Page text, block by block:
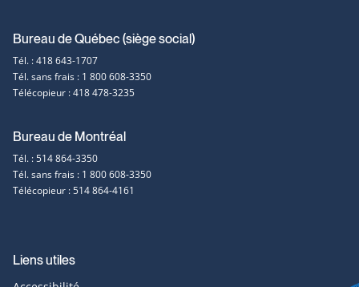
Coordonnées
et
contact
Bureau de Québec (siège social)
Tél. : 418 643-1707
Tél. sans frais : 1 800 608-3350
Télécopieur : 418 478-3235
Bureau de Montréal
Tél. : 514 864-3350
Tél. sans frais : 1 800 608-3350
Télécopieur : 514 864-4161
Liens utiles